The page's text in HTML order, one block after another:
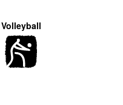
Volleyball